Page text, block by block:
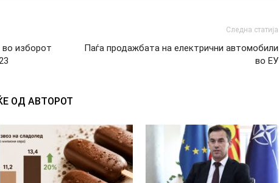
во изборот
Следна статија
Паѓа продажбата на електрични автомобили
во ЕУ
ОД АВТОРОТ